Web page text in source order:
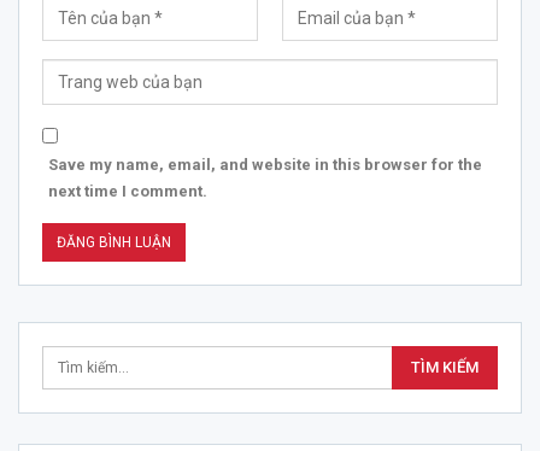
Save my name, email, and website in this browser for the
next time I comment.